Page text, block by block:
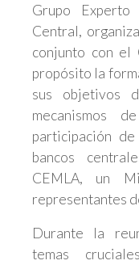
Grupo
Central,
conjunto con el
propósito la
sus objetivos
mecanismos
participación
bancos
CEMLA, un
representantes
Durante la
temas